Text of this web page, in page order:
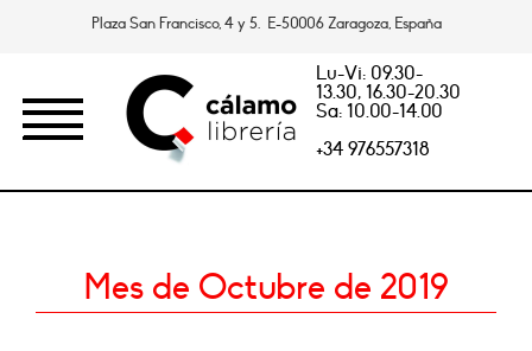
Plaza San Francisco, 4 y 5. E-50006 Zaragoza, España
Lu-Vi: 09.30-
13.30, 16.30-20.30
Sa: 10.00-14.00
+34 976557318
Mes de Octubre de 2019